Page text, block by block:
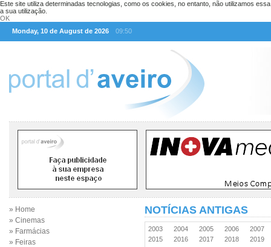
Este site utiliza determinadas tecnologias, como os cookies, no entanto, não utilizamos
a sua utilização.
OK
Monday, 10 de August de 2026
09:50
» Home
» Cinemas
» Farmácias
» Feiras
NOTÍCIAS ANTIGAS
2003 2004 2005 2006
2007
2015
2016 2017 2018
2019